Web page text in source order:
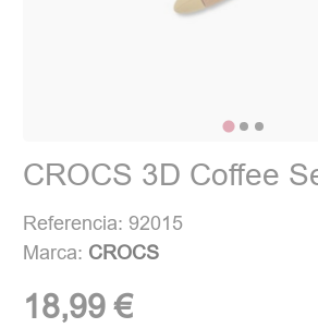
CROCS 3D Coffee
Referencia: 92015
Marca: CROCS
18,99 €